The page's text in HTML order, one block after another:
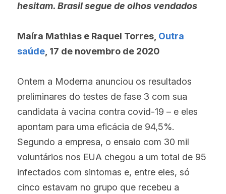
hesitam. Brasil segue de olhos vendados
Maíra Mathias e Raquel Torres, Outra
saúde , 17 de novembro de 2020
Ontem a Moderna anunciou os resultados
preliminares do testes de fase 3 com sua
candidata à vacina contra covid-19 – e eles
apontam para uma eficácia de 94,5%.
Segundo a empresa, o ensaio com 30 mil
voluntários nos EUA chegou a um total de 95
infectados com sintomas e, entre eles, só
cinco estavam no grupo que recebeu a